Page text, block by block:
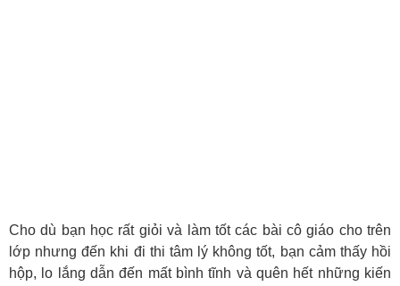
Cho dù bạn học rất giỏi và làm tốt các bài cô giáo cho trên
lớp nhưng đến khi đi thi tâm lý không tốt, bạn cảm thấy hồi
hộp, lo lắng dẫn đến mất bình tĩnh và quên hết những kiến